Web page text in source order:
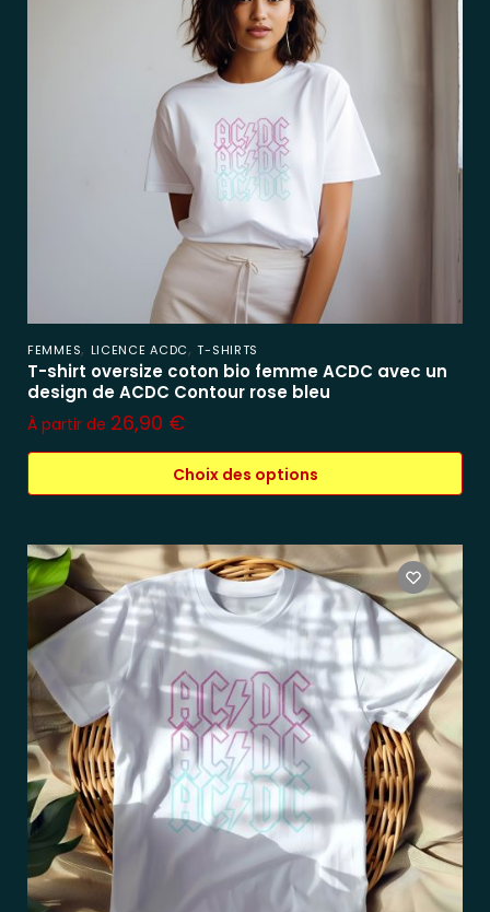
FEMMES, LICENCE ACDC,T-SHIRTS
T-shirt oversize coton bio femme ACDC avec un
design de ACDC Contour rose bleu
À partir de 26,90 €
Choix des options